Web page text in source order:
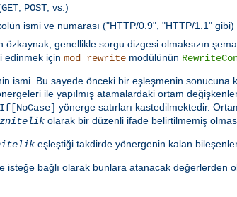
GET POST , vs.)
ismi ve numarası ("HTTP/0.9", "HTTP/1.1" gibi)
özkaynak; genellikle sorgu dizgesi olmaksızın
edinmek için mod_rewrite modülünün
ismi. Bu sayede önceki bir eşleşmenin sonucuna
ile yapılmış atamalardaki ortam
yönerge satırları kastedilmektedir.
olarak bir düzenli ifade belirtilmemiş
eşleştiği takdirde yönergenin kalan
bağlı olarak bunlara atanacak değerlerden